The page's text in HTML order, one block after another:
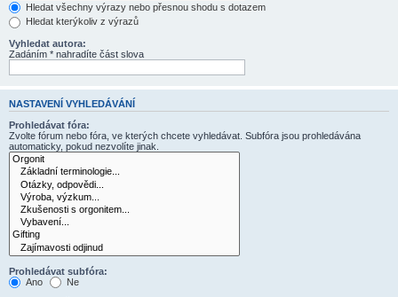
Hledat všechny výrazy nebo přesnou shodu s dotazem
Hledat kterýkoliv z výrazů
Vyhledat autora:
Zadáním * nahradíte část slova
NASTAVENÍ VYHLEDÁVÁNÍ
Prohledávat fóra:
Zvolte fórum nebo fóra, ve kterých chcete vyhledávat. Subfóra jsou prohledávána
automaticky, pokud nezvolíte jinak.
Prohledávat subfóra:
Ano
Ne